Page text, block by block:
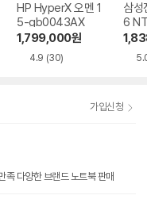
HP HyperX 오멘 1
5-gb0043AX
1,799,000원
4.9 (30)
삼성
6
A
가입신청
족 다양한 브랜드 노트북 판매